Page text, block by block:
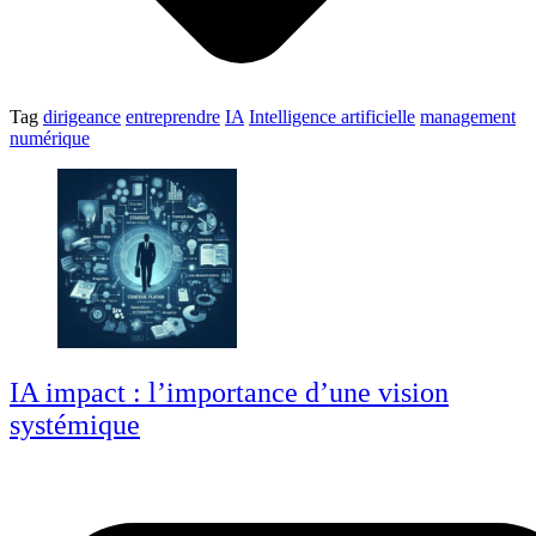
Tag dirigeance entreprendre IA Intelligence artificielle management
numérique
IA impact : l’importance d’une vision
systémique